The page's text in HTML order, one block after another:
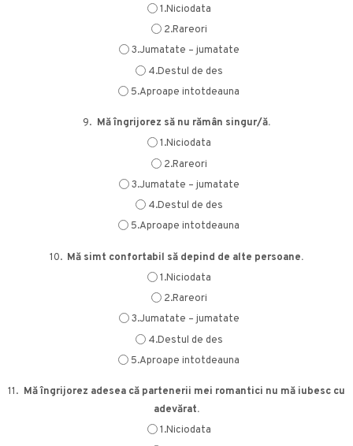
1.Niciodata
2.Rareori
3.Jumatate – jumatate
4.Destul de des
5.Aproape intotdeauna
9. Mă îngrijorez să nu rămân singur/ă.
1.Niciodata
2.Rareori
3.Jumatate – jumatate
4.Destul de des
5.Aproape intotdeauna
10. Mă simt confortabil să depind de alte persoane.
1.Niciodata
2.Rareori
3.Jumatate – jumatate
4.Destul de des
5.Aproape intotdeauna
11. Mă îngrijorez adesea că partenerii mei romantici nu mă iubesc cu
adevărat.
1.Niciodata